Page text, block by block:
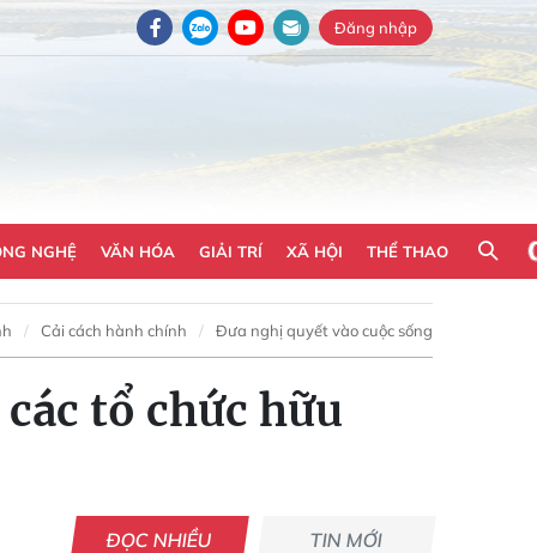
Đăng nhập
NGHỆ VĂN HÓA GIẢI TRÍ XÃ HỘI THỂ THAO
Cải cách hành chính Đưa nghị quyết vào cuộc sống
tổ chức hữu
ĐỌC NHIỀU TIN MỚI